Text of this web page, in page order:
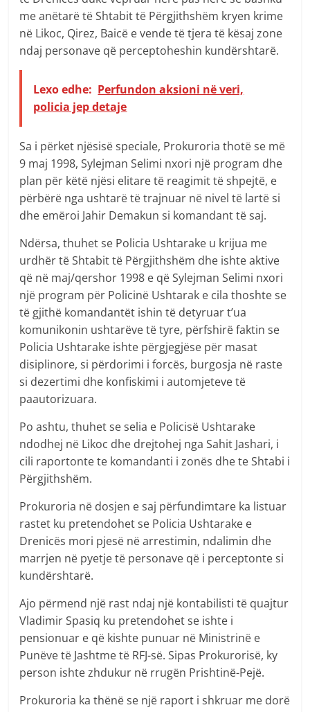
me anëtarë të Shtabit të Përgjithshëm kryen krime
në Likoc, Qirez, Baicë e vende të tjera të kësaj zone
ndaj personave që perceptoheshin kundërshtarë.
Lexo edhe: Perfundon aksioni në veri,
policia jep detaje
Sa i përket njësisë speciale, Prokuroria thotë se më
9 maj 1998, Sylejman Selimi nxori një program dhe
plan për këtë njësi elitare të reagimit të shpejtë, e
përbërë nga ushtarë të trajnuar në nivel të lartë si
dhe emëroi Jahir Demakun si komandant të saj.
Ndërsa, thuhet se Policia Ushtarake u krijua me
urdhër të Shtabit të Përgjithshëm dhe ishte aktive
që në maj/qershor 1998 e që Sylejman Selimi nxori
një program për Policinë Ushtarak e cila thoshte se
të gjithë komandantët ishin të detyruar t’ua
komunikonin ushtarëve të tyre, përfshirë faktin se
Policia Ushtarake ishte përgjegjëse për masat
disiplinore, si përdorimi i forcës, burgosja në raste
si dezertimi dhe konfiskimi i automjeteve të
paautorizuara.
Po ashtu, thuhet se selia e Policisë Ushtarake
ndodhej në Likoc dhe drejtohej nga Sahit Jashari, i
cili raportonte te komandanti i zonës dhe te Shtabi i
Përgjithshëm.
Prokuroria në dosjen e saj përfundimtare ka listuar
rastet ku pretendohet se Policia Ushtarake e
Drenicës mori pjesë në arrestimin, ndalimin dhe
marrjen në pyetje të personave që i perceptonte si
kundërshtarë.
Ajo përmend një rast ndaj një kontabilisti të quajtur
Vladimir Spasiq ku pretendohet se ishte i
pensionuar e që kishte punuar në Ministrinë e
Punëve të Jashtme të RFJ-së. Sipas Prokurorisë, ky
person ishte zhdukur në rrugën Prishtinë-Pejë.
Prokuroria ka thënë se një raport i shkruar me dorë